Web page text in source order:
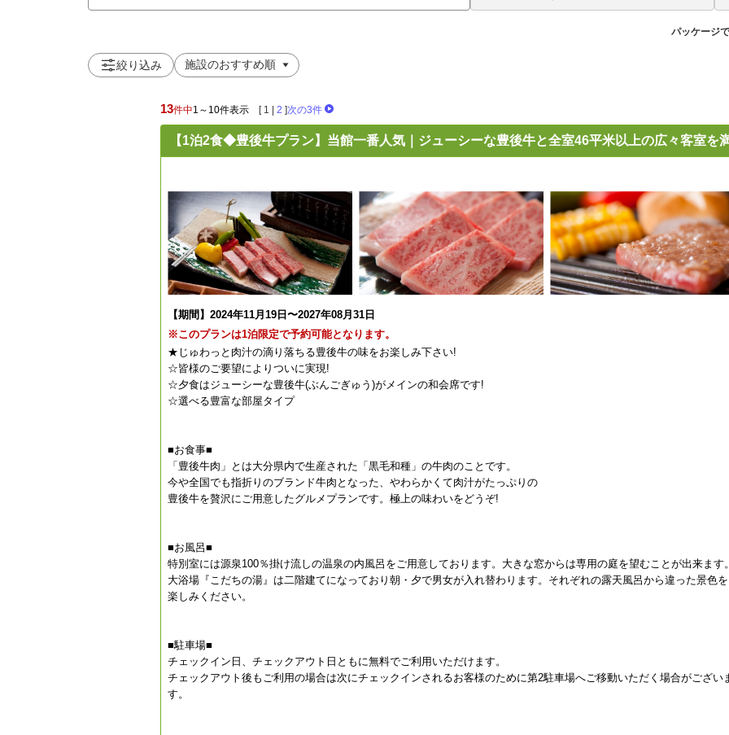
パッケージ
絞り込み
13件中1～10件表示 [ 1 2 ]次の3件
【1泊2食◆豊後牛プラン】当館一番人気｜ジューシーな豊後牛と全室46平米以上の広々客室を
【期間】2024年11月19日〜2027年08月31日
※このプランは1泊限定で予約可能となります。
★じゅわっと肉汁の滴り落ちる豊後牛の味をお楽しみ下さい!
☆皆様のご要望によりついに実現!
☆夕食はジューシーな豊後牛(ぶんごぎゅう)がメインの和会席です!
☆選べる豊富な部屋タイプ
■お食事■
「豊後牛肉」とは大分県内で生産された「黒毛和種」の牛肉のことです。
今や全国でも指折りのブランド牛肉となった、やわらかくて肉汁がたっぷりの
豊後牛を贅沢にご用意したグルメプランです。極上の味わいをどうぞ!
■お風呂■
特別室には源泉100％掛け流しの温泉の内風呂をご用意しております。大きな窓からは専用の庭を望むことが出来ます
大浴場『こだちの湯』は二階建てになっており朝・夕で男女が入れ替わります。それぞれの露天風呂から違った景色
楽しみください。
■駐車場■
チェックイン日、チェックアウト日ともに無料でご利用いただけます。
チェックアウト後もご利用の場合は次にチェックインされるお客様のために第2駐車場へご移動いただく場合がござい
す。